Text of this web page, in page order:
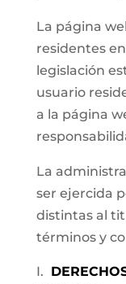
La página
residentes
legislación
usuario
a la página
La
ser ejercida
distintas al
términos y